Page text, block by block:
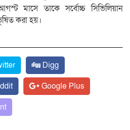
মাসে তাকে সর্বোচ্চ সিভিলিয়ান
করা হয়।
Digg
Google Plus